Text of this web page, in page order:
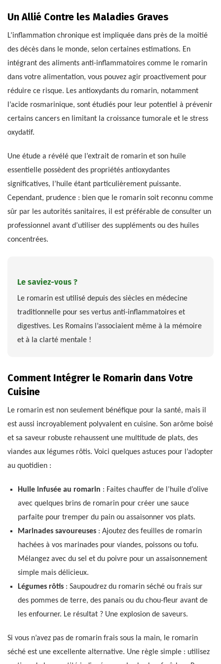
Un Allié Contre les Maladies Graves
L’inflammation chronique est impliquée dans près de la moitié
des décès dans le monde, selon certaines estimations. En
intégrant des aliments anti-inflammatoires comme le romarin
dans votre alimentation, vous pouvez agir proactivement pour
réduire ce risque. Les antioxydants du romarin, notamment
l’acide rosmarinique, sont étudiés pour leur potentiel à prévenir
certains cancers en limitant la croissance tumorale et le stress
oxydatif.
Une étude a révélé que l’extrait de romarin et son huile
essentielle possèdent des propriétés antioxydantes
significatives, l’huile étant particulièrement puissante.
Cependant, prudence : bien que le romarin soit reconnu comme
sûr par les autorités sanitaires, il est préférable de consulter un
professionnel avant d’utiliser des suppléments ou des huiles
concentrées.
Le saviez-vous ?
Le romarin est utilisé depuis des siècles en médecine
traditionnelle pour ses vertus anti-inflammatoires et
digestives. Les Romains l’associaient même à la mémoire
et à la clarté mentale !
Comment Intégrer le Romarin dans Votre
Cuisine
Le romarin est non seulement bénéfique pour la santé, mais il
est aussi incroyablement polyvalent en cuisine. Son arôme boisé
et sa saveur robuste rehaussent une multitude de plats, des
viandes aux légumes rôtis. Voici quelques astuces pour l’adopter
au quotidien :
Huile infusée au romarin : Faites chauffer de l’huile d’olive
avec quelques brins de romarin pour créer une sauce
parfaite pour tremper du pain ou assaisonner vos plats.
Marinades savoureuses: Ajoutez des feuilles de romarin
hachées à vos marinades pour viandes, poissons ou tofu.
Mélangez avec du sel et du poivre pour un assaisonnement
simple mais délicieux.
Légumes rôtis: Saupoudrez du romarin séché ou frais sur
des pommes de terre, des panais ou du chou-fleur avant de
les enfourner. Le résultat ? Une explosion de saveurs.
Si vous n’avez pas de romarin frais sous la main, le romarin
séché est une excellente alternative. Une règle simple : utilisez